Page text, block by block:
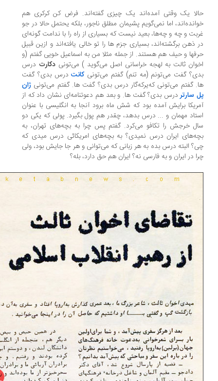
یک وقتی آمده‌اند یک چیزی گفته‌اند. فرض کن کرکری هم
اما نمی‌گویم پشیمان مطلق ناجور، بلکه يحتمل حالا در جو
و چه و چه‌ها، بعید نیست که بسیاری از راه را با ندامت گونه‌ای
ذهن برگشته‌اند، بسیاری جزم ها را تو خالی یافته‌اند و ازین قبیل
و حیف هم هستند. از جمله مثلا من به اسماعیل خویی گفتم (و
ثالت به لهجه خراسانی اصل می‌گوید ) می‌تونیدکارت درس
گفت می‌تونم (مه تنم) گفتم می‌تونیکانتدرس بدی؟ گفت
گفتم می‌تونی که‌یرکه‌گار درس بدی؟ گفت ها. گفتم می‌تونیژان
سارتردرس بدی؟ گفت ها. و بعد هم دعوتنامه‌ای نشان داد که از
برایش آمده بود که شش ماه برود آنجا به انگلیسی با عنوان
مهمان و ... درس بدهد، چقدر هم پول بگیرد. پولی که یکی دو
خرجش را تکافو می‌کرد. گفتم پس چرا به بچه‌های تهران، به
ایران درس نمیدی؟ به بچه‌های امریکائی درس میدی که
البته درس بده به هر زبانی که می‌توانی و هر جا جایش بود، ولی
در ایران و به فارسی نه؟ ایران هم حق دارد، بله؟